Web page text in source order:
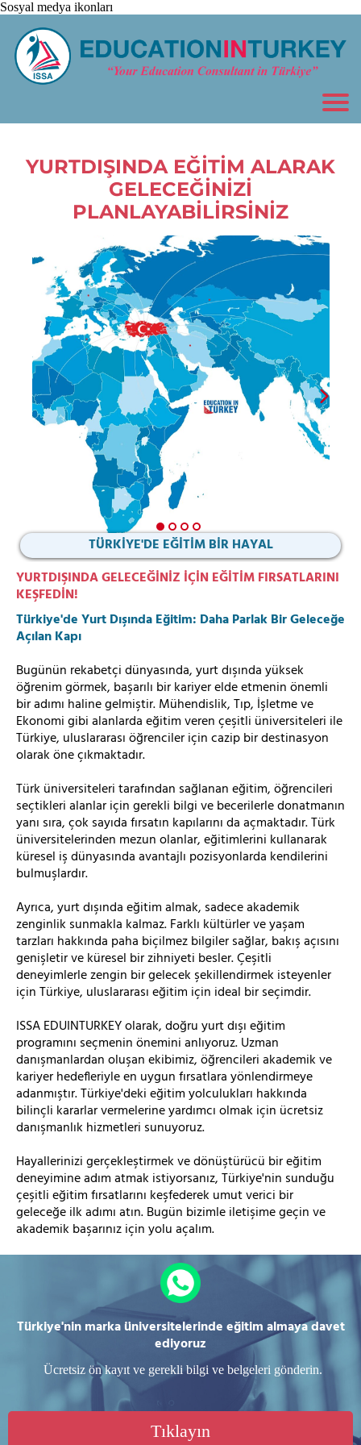
Sosyal medya ikonları
YURTDIŞINDA EĞİTİM ALARAK
GELECEĞİNİZİ
PLANLAYABİLİRSİNİZ
TÜRKİYE'DE EĞİTİM BİR HAYAL
YURTDIŞINDA GELECEĞİNİZ İÇİN EĞİTİM FIRSATLARINI
KEŞFEDİN!
Türkiye'de Yurt Dışında Eğitim: Daha Parlak Bir Geleceğe
Açılan Kapı
Bugünün rekabetçi dünyasında, yurt dışında yüksek
öğrenim görmek, başarılı bir kariyer elde etmenin önemli
bir adımı haline gelmiştir. Mühendislik, Tıp, İşletme ve
Ekonomi gibi alanlarda eğitim veren çeşitli üniversiteleri ile
Türkiye, uluslararası öğrenciler için cazip bir destinasyon
olarak öne çıkmaktadır.
Türk üniversiteleri tarafından sağlanan eğitim, öğrencileri
seçtikleri alanlar için gerekli bilgi ve becerilerle donatmanın
yanı sıra, çok sayıda fırsatın kapılarını da açmaktadır. Türk
üniversitelerinden mezun olanlar, eğitimlerini kullanarak
küresel iş dünyasında avantajlı pozisyonlarda kendilerini
bulmuşlardır.
Ayrıca, yurt dışında eğitim almak, sadece akademik
zenginlik sunmakla kalmaz. Farklı kültürler ve yaşam
tarzları hakkında paha biçilmez bilgiler sağlar, bakış açısını
genişletir ve küresel bir zihniyeti besler. Çeşitli
deneyimlerle zengin bir gelecek şekillendirmek isteyenler
için Türkiye, uluslararası eğitim için ideal bir seçimdir.
ISSA EDUINTURKEY olarak, doğru yurt dışı eğitim
programını seçmenin önemini anlıyoruz. Uzman
danışmanlardan oluşan ekibimiz, öğrencileri akademik ve
kariyer hedefleriyle en uygun fırsatlara yönlendirmeye
adanmıştır. Türkiye'deki eğitim yolculukları hakkında
bilinçli kararlar vermelerine yardımcı olmak için ücretsiz
danışmanlık hizmetleri sunuyoruz.
Hayallerinizi gerçekleştirmek ve dönüştürücü bir eğitim
deneyimine adım atmak istiyorsanız, Türkiye'nin sunduğu
çeşitli eğitim fırsatlarını keşfederek umut verici bir
geleceğe ilk adımı atın. Bugün bizimle iletişime geçin ve
akademik başarınız için yolu açalım.
Türkiye'nin marka üniversitelerinde eğitim almaya davet
ediyoruz
Ücretsiz ön kayıt ve gerekli bilgi ve belgeleri gönderin.
Tıklayın